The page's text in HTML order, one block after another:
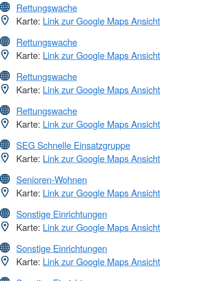
Rettungswache
Karte: Link zur Google Maps Ansicht
Rettungswache
Karte: Link zur Google Maps Ansicht
Rettungswache
Karte: Link zur Google Maps Ansicht
Rettungswache
Karte: Link zur Google Maps Ansicht
SEG Schnelle Einsatzgruppe
Karte: Link zur Google Maps Ansicht
Senioren-Wohnen
Karte: Link zur Google Maps Ansicht
Sonstige Einrichtungen
Karte: Link zur Google Maps Ansicht
Sonstige Einrichtungen
Karte: Link zur Google Maps Ansicht